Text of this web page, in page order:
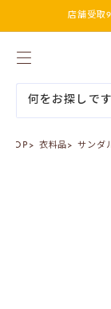
テ
店舗受取
TOP > 衣料品> サンダ